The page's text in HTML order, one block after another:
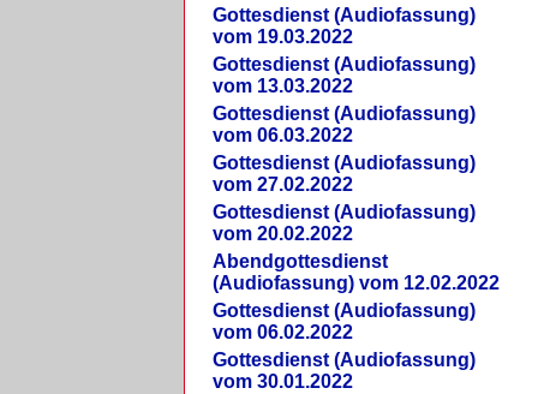
Gottesdienst (Audiofassung)
vom 19.03.2022
Gottesdienst (Audiofassung)
vom 13.03.2022
Gottesdienst (Audiofassung)
vom 06.03.2022
Gottesdienst (Audiofassung)
vom 27.02.2022
Gottesdienst (Audiofassung)
vom 20.02.2022
Abendgottesdienst
(Audiofassung) vom 12.02.2022
Gottesdienst (Audiofassung)
vom 06.02.2022
Gottesdienst (Audiofassung)
vom 30.01.2022